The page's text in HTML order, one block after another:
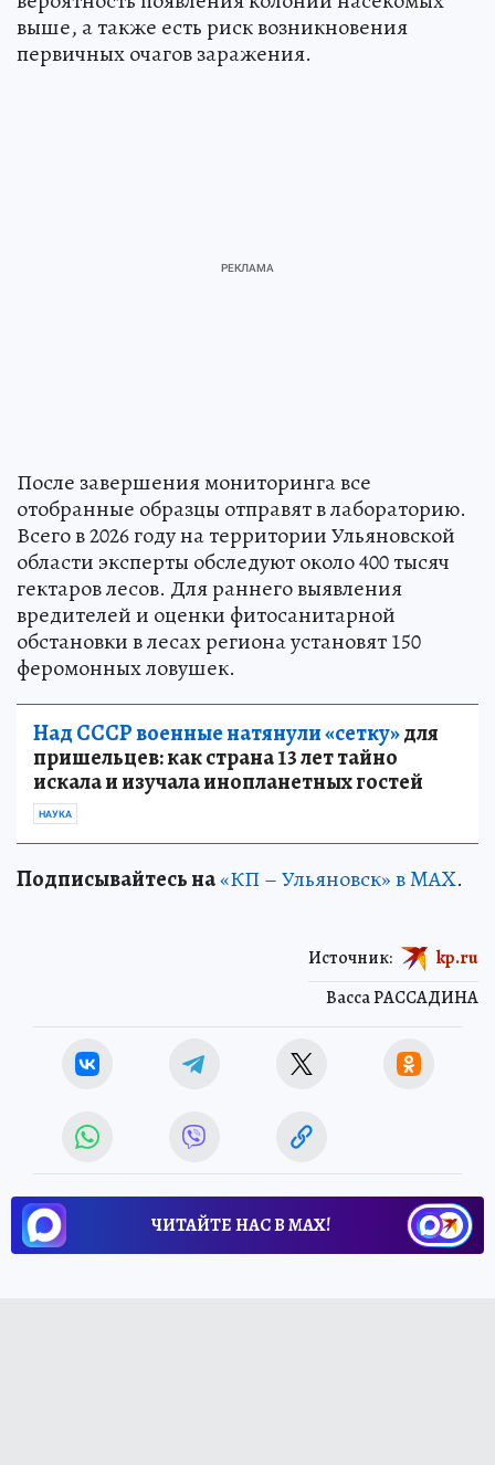
выше, а также есть риск возникновения
первичных очагов заражения.
После завершения мониторинга все
отобранные образцы отправят в лабораторию.
Всего в 2026 году на территории Ульяновской
области эксперты обследуют около 400 тысяч
гектаров лесов. Для раннего выявления
вредителей и оценки фитосанитарной
обстановки в лесах региона установят 150
феромонных ловушек.
Над СССР военные натянули «сетку»для
пришельцев: как страна 13 лет тайно
искала и изучала инопланетных гостей
НАУКА
Подписывайтесь на«КП – Ульяновск» в MAX.
Васса РАССАДИНА
Источник: kp.ru
ЧИТАЙТЕ НАС В МАХ!